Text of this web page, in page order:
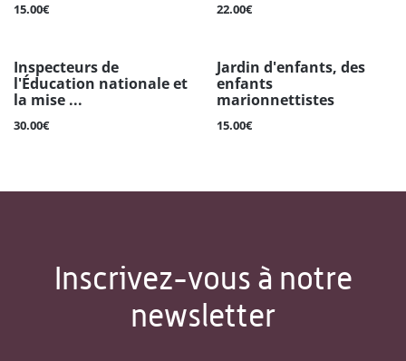
15.00€ 22.00€
Inspecteurs de
l'Éducation nationale et
la mise ...
30.00€
Jardin d'enfants, des
enfants
marionnettistes
15.00€
Inscrivez-vous à notre
newsletter